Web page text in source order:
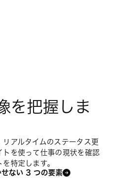
を把握しま
リアルタイムのステータス更
を使って仕事の現状を確認
特定します。
せない 3 つの要素